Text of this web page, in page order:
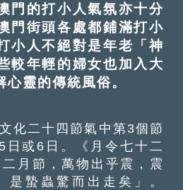
門的打小人氣氛亦十分
門街頭各處都鋪滿打小
小人不絕對是年老「神
較年輕的婦女也加入大
靈的傳統風俗。
二十四節氣中第3個節
日或6日。《月令七十二
月節，萬物出乎震，震
是蟄蟲驚而出走矣」。